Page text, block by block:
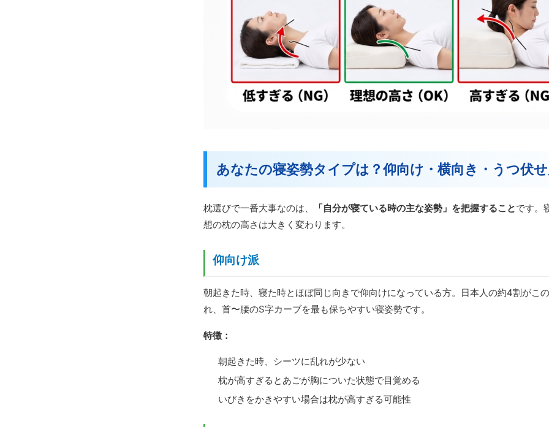
あなたの寝姿勢タイプは？仰向け・横向き・うつ伏
枕選びで一番大事なのは、 「自分が寝ている時の主な姿勢」を把握することです。
想の枕の高さは大きく変わります。
仰向け派
朝起きた時、寝た時とほぼ同じ向きで仰向けになっている方。日本人の約4割がこ
れ、首〜腰のS字カーブを最も保ちやすい寝姿勢です。
特徴：
朝起きた時、シーツに乱れが少ない
枕が高すぎるとあごが胸についた状態で目覚める
いびきをかきやすい場合は枕が高すぎる可能性